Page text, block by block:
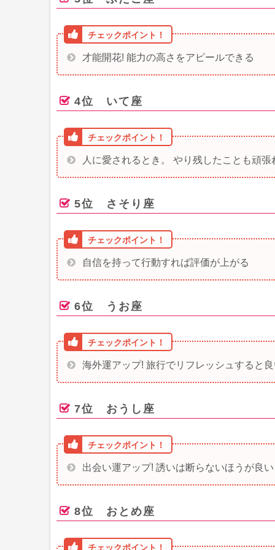
才能開花! 能力の高さをアピールできる
4位 いて座
人に愛されるとき。 やり残したことも頑張
5位 さそり座
自信を持って行動すれば評価が上がる
6位 うお座
海外運アップ! 旅行でリフレッシュすると
7位 おうし座
出会い運アップ! 誘いは断らないほうが良い
8位 おとめ座